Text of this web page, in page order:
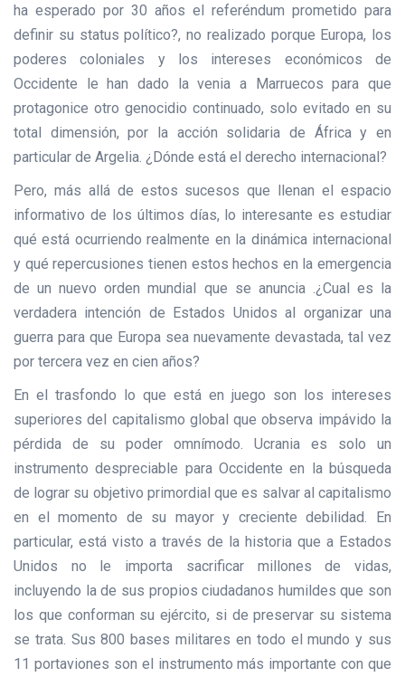
ha esperado por 30 años el referéndum prometido para
definir su status político?, no realizado porque Europa, los
poderes coloniales y los intereses económicos de
Occidente le han dado la venia a Marruecos para que
protagonice otro genocidio continuado, solo evitado en su
total dimensión, por la acción solidaria de África y en
particular de Argelia. ¿Dónde está el derecho internacional?
Pero, más allá de estos sucesos que llenan el espacio
informativo de los últimos días, lo interesante es estudiar
qué está ocurriendo realmente en la dinámica internacional
y qué repercusiones tienen estos hechos en la emergencia
de un nuevo orden mundial que se anuncia .¿Cual es la
verdadera intención de Estados Unidos al organizar una
guerra para que Europa sea nuevamente devastada, tal vez
por tercera vez en cien años?
En el trasfondo lo que está en juego son los intereses
superiores del capitalismo global que observa impávido la
pérdida de su poder omnímodo. Ucrania es solo un
instrumento despreciable para Occidente en la búsqueda
de lograr su objetivo primordial que es salvar al capitalismo
en el momento de su mayor y creciente debilidad. En
particular, está visto a través de la historia que a Estados
Unidos no le importa sacrificar millones de vidas,
incluyendo la de sus propios ciudadanos humildes que son
los que conforman su ejército, si de preservar su sistema
se trata. Sus 800 bases militares en todo el mundo y sus
11 portaviones son el instrumento más importante con que